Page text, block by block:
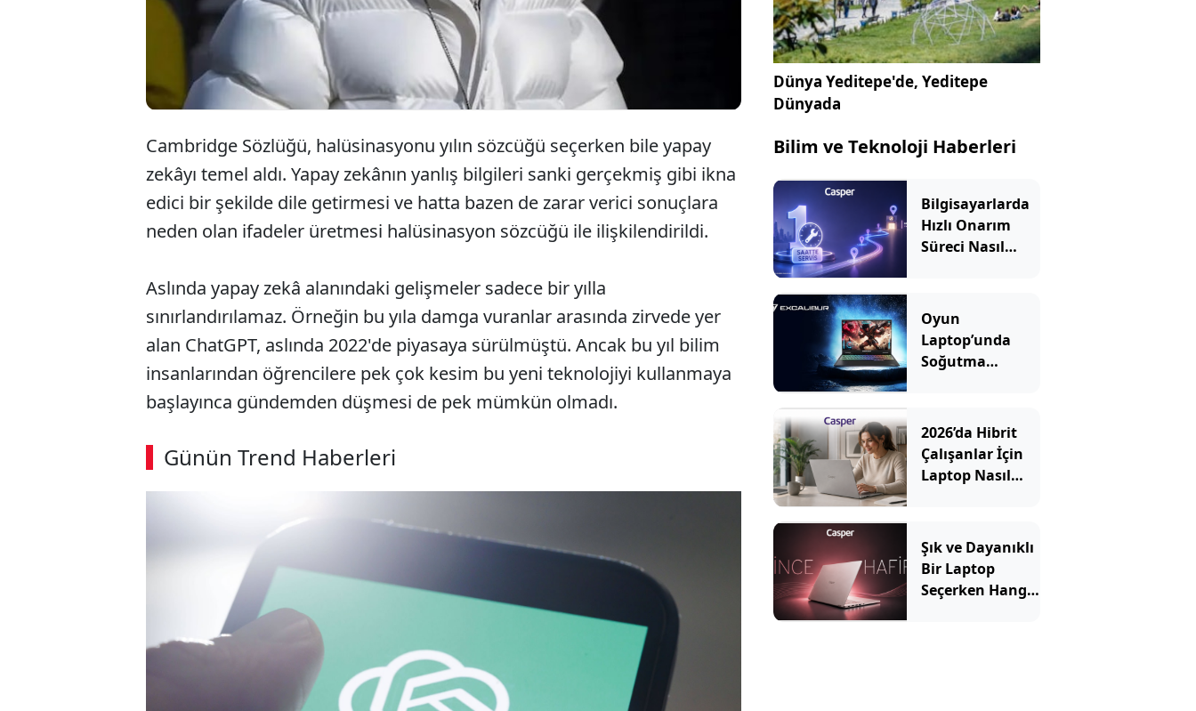
Cambridge Sözlüğü, halüsinasyonu yılın sözcüğü seçerken bile yapay
zekâyı temel aldı. Yapay zekânın yanlış bilgileri sanki gerçekmiş gibi ikna
edici bir şekilde dile getirmesi ve hatta bazen de zarar verici sonuçlara
neden olan ifadeler üretmesi halüsinasyon sözcüğü ile ilişkilendirildi.
Aslında yapay zekâ alanındaki gelişmeler sadece bir yılla
sınırlandırılamaz. Örneğin bu yıla damga vuranlar arasında zirvede yer
alan ChatGPT, aslında 2022'de piyasaya sürülmüştü. Ancak bu yıl bilim
insanlarından öğrencilere pek çok kesim bu yeni teknolojiyi kullanmaya
başlayınca gündemden düşmesi de pek mümkün olmadı.
Günün Trend Haberleri
Dünya Yeditepe'de, Yeditepe
Dünyada
Bilim ve Teknoloji Haberleri
Bilgisayarlarda
Hızlı Onarım
Süreci Nasıl
Oyun
Laptop’unda
Soğutma
2026’da Hibrit
Çalışanlar İçin
Laptop Nasıl
Önemli?
Şık ve Dayanıklı
Bir Laptop
Seçerken Hangi